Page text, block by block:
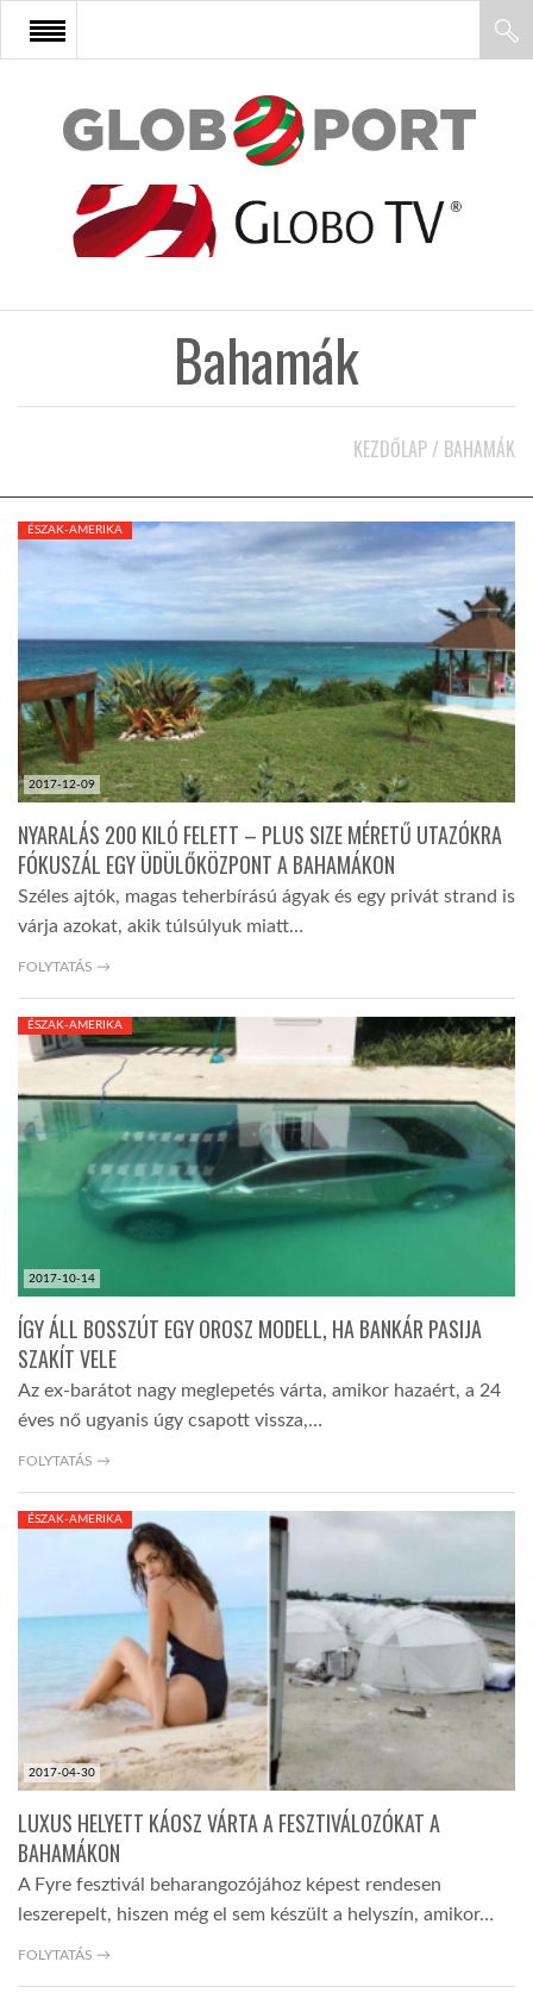
FŐOLDAL
AFRIKA
AUSZTRÁLIA
A VILÁG ITTHON
GLOBOTV BP
HÍR3D
TROPICALMAGAZIN
GLOBOTV
AFRIKA TUDÁSTÁR
A NAP SZÉPE
LINKTR.EE
GLOBOZSARU
DOBRAVERO.HU
LATIMO.HU
GLOBOBOOK
Bahamák
KEZDŐLAP / BAHAMÁK
2017-12-09
ÉSZAK-AMERIKA
NYARALÁS 200 KILÓ FELETT – PLUS SIZE MÉRETŰ UTAZÓKRA
FÓKUSZÁL EGY ÜDÜLŐKÖZPONT A BAHAMÁKON
Széles ajtók, magas teherbírású ágyak és egy privát strand is
várja azokat, akik túlsúlyuk miatt…
FOLYTATÁS →
2017-10-14
ÉSZAK-AMERIKA
ÍGY ÁLL BOSSZÚT EGY OROSZ MODELL, HA BANKÁR PASIJA
SZAKÍT VELE
Az ex-barátot nagy meglepetés várta, amikor hazaért, a 24
éves nő ugyanis úgy csapott vissza,…
FOLYTATÁS →
2017-04-30
ÉSZAK-AMERIKA
LUXUS HELYETT KÁOSZ VÁRTA A FESZTIVÁLOZÓKAT A
BAHAMÁKON
A Fyre fesztivál beharangozójához képest rendesen
leszerepelt, hiszen még el sem készült a helyszín, amikor…
FOLYTATÁS →